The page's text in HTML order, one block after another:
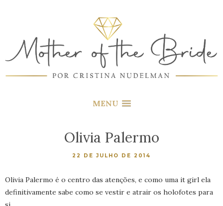
MENU
Olivia Palermo
22 DE JULHO DE 2014
Olivia Palermo é o centro das atenções, e como uma it girl ela
definitivamente sabe como se vestir e atrair os holofotes para